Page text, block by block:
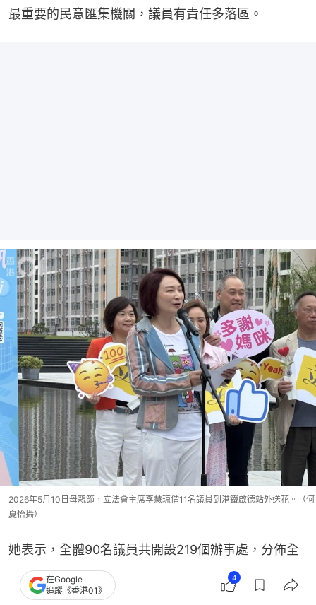
最重要的民意匯集機關，議員有責任多落區。
2026年5月10日母親節，立法會主席李慧琼偕11名議員到港鐵啟德站外送花。（何
夏怡攝）
她表示，全體90名議員共開設219個辦事處，分佈全
港，部分直選議員獨自開設，形容「強強聯手」的聯
合辦事處更多，希望藉此機會令不同背景的議員，將
在Google
追蹤《香港01》
4